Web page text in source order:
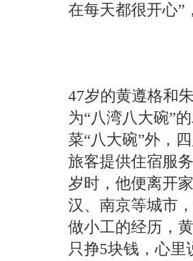
在每天都很开心”
47岁的黄遵格和
为“八湾八大碗”
菜“八大碗”外，
旅客提供住宿服
岁时，他便离开
汉、南京等城市
做小工的经历，
只挣5块钱，心